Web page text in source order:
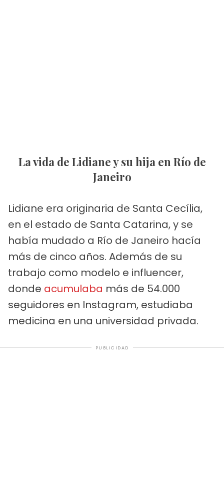
La vida de Lidiane y su hija en Río de
Janeiro
Lidiane era originaria de Santa Cecília,
en el estado de Santa Catarina, y se
había mudado a Río de Janeiro hacía
más de cinco años. Además de su
trabajo como modelo e influencer,
donde acumulaba más de 54.000
seguidores en Instagram, estudiaba
medicina en una universidad privada.
PUBLICIDAD